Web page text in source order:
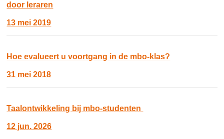
door leraren
13 mei 2019
Hoe evalueert u voortgang in de mbo-klas?
31 mei 2018
Taalontwikkeling bij mbo‑studenten
12 jun. 2026